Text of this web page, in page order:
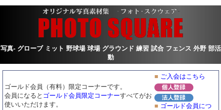
写真- グローブ ミット 野球場 球場 グラウンド 練習 試合 フェンス 外野 部活
動
ゴールド会員（有料）限定コーナーです。
会員になると ゴールド会員限定コーナーすべてがお
使いいただけます。
■ ご入会はこちら
■ ゴールド会員につ